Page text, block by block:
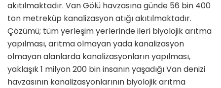
akıtılmaktadır. Van Gölü havzasına günde 56 bin 400
ton metreküp kanalizasyon atığı akıtılmaktadır.
Çözümü; tüm yerleşim yerlerinde ileri biyolojik arıtma
yapılması, arıtma olmayan yada kanalizasyon
olmayan alanlarda kanalizasyonların yapılması,
yaklaşık 1 milyon 200 bin insanın yaşadığı Van denizi
havzasının kanalizasyonlarının biyolojik arıtma